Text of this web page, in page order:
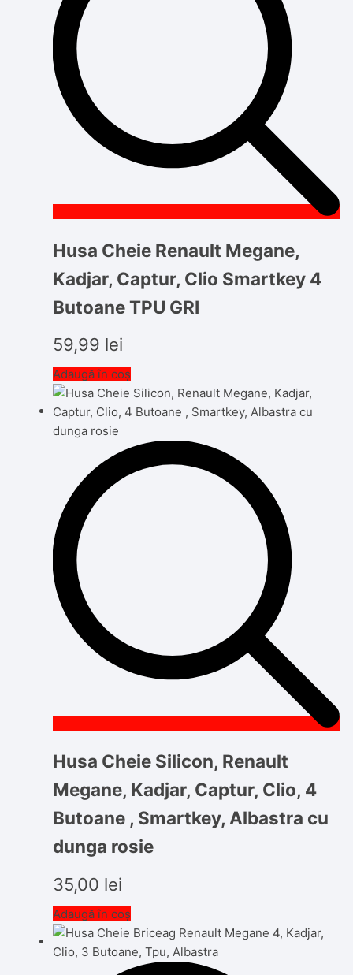
Husa Cheie Renault Megane,
Kadjar, Captur, Clio Smartkey 4
Butoane TPU GRI
59,99 lei
Adaugă în coș
Husa Cheie Silicon, Renault
Megane, Kadjar, Captur, Clio, 4
Butoane , Smartkey, Albastra cu
dunga rosie
35,00 lei
Adaugă în coș